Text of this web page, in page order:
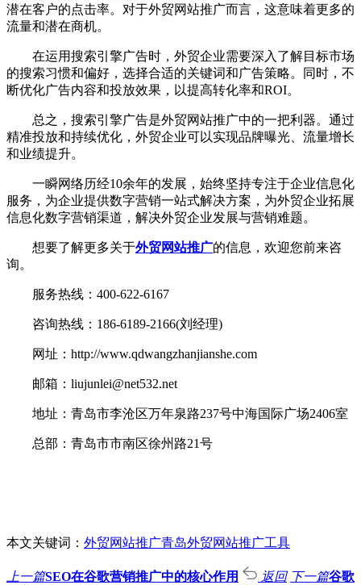
潜在客户的点击率。对于外贸网站推广而言，这意味着更多的
流量和潜在商机。
在运用搜索引擎广告时，外贸企业需要深入了解目标市场
的搜索习惯和偏好，选择合适的关键词和广告策略。同时，不
断优化广告内容和投放效果，以提高转化率和ROI。
总之，搜索引擎广告是外贸网站推广中的一把利器。通过
精准投放和持续优化，外贸企业可以实现品牌曝光、流量增长
和业绩提升。
一瞬网络历经10余年的发展，始终坚持专注于企业信息化
服务，为企业提供数字营销一站式解决方案，为外贸企业拓展
信息化数字营销渠道，解决外贸企业发展与营销难题。
想要了解更多关于外贸网站推广的信息，欢迎您前来咨
询。
服务热线：400-622-6167
咨询热线：186-6189-2166(刘经理)
网址：http://www.qdwangzhanjianshe.com
邮箱：liujunlei@net532.net
地址：青岛市李沧区万年泉路237号中海国际广场2406室
总部：青岛市市南区徐州路21号
本文关键词： 外贸网站推广青岛外贸网站推广工具
上一篇SEO在谷歌营销推广中的核心作用 返回 下一篇谷歌